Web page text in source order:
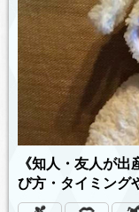
《知人・友人が
び方・タイミング